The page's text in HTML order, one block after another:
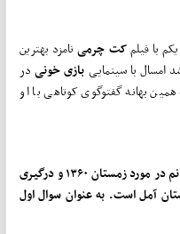
با فیلمکت چرمینامزد بهترین
امسال با سینماییبازی‌ خونیدر
بهانه گفتوگوی کوتاهی با او
بازی خونی تا جایی که من در موردش می‌دانم در مورد زمستان ۱۳۶۰ و درگیری
آمل است. به عنوان سوال اول